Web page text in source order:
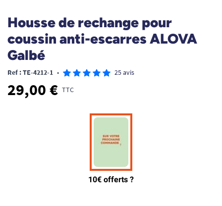
Housse de rechange pour
coussin anti-escarres ALOVA
Galbé
Ref : TE-4212-1 • 25 avis
29,00 € TTC